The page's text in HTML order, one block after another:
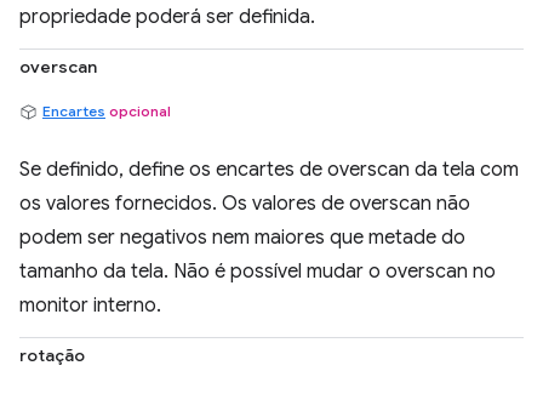
propriedade poderá ser definida.
overscan
Encartes opcional
Se definido, define os encartes de overscan da tela com
os valores fornecidos. Os valores de overscan não
podem ser negativos nem maiores que metade do
tamanho da tela. Não é possível mudar o overscan no
monitor interno.
rotação